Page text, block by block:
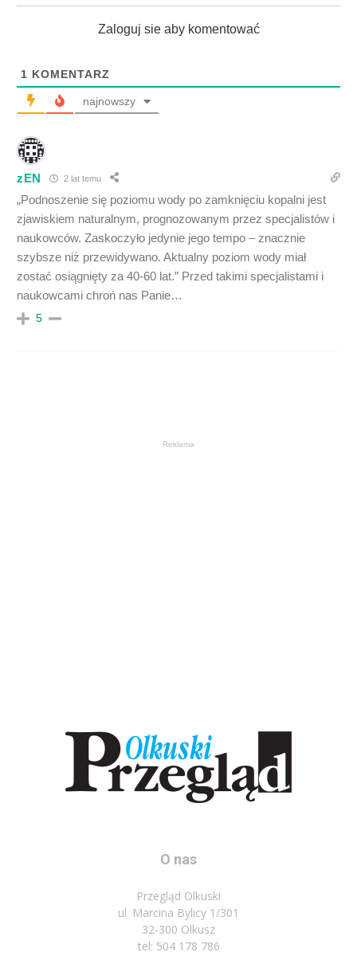
Zaloguj sie aby komentować
1 KOMENTARZ
najnowszy
zEN 2 lat temu
„Podnoszenie się poziomu wody po zamknięciu kopalni jest
zjawiskiem naturalnym, prognozowanym przez specjalistów i
naukowców. Zaskoczyło jedynie jego tempo – znacznie
szybsze niż przewidywano. Aktualny poziom wody miał
zostać osiągnięty za 40-60 lat.” Przed takimi specjalistami i
naukowcami chroń nas Panie…
5
Reklama
O nas
Przegląd Olkuski
ul. Marcina Bylicy 1/301
32-300 Olkusz
tel: 504 178 786